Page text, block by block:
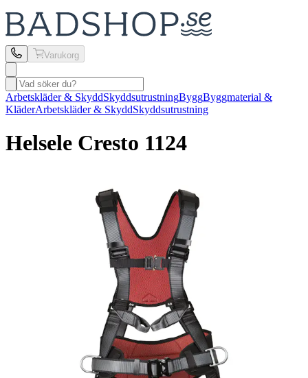
Varukorg
Arbetskläder & SkyddSkyddsutrustningByggByggmaterial &
KläderArbetskläder & SkyddSkyddsutrustning
Helsele Cresto 1124